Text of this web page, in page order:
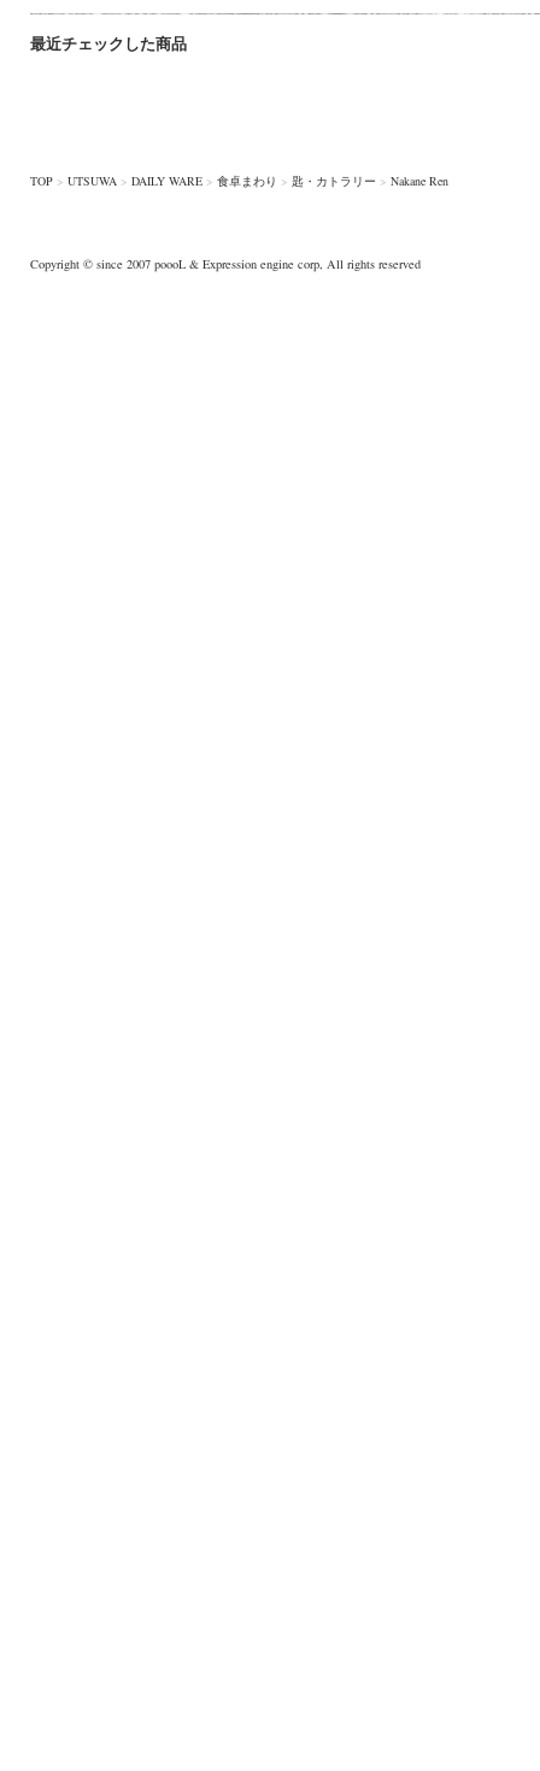
最近チェックした商品
TOP > UTSUWA > DAILY WARE > 食卓まわり > 匙・カトラリー > Nakane Ren
Copyright © since 2007 poooL & Expression engine corp, All rights reserved